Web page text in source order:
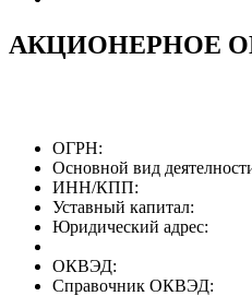
АКЦИОНЕРНОЕ
ОГРН:
Основной вид
ИНН/КПП:
Уставный капитал:
Юридический адрес:
ОКВЭД:
Справочник ОКВЭД: